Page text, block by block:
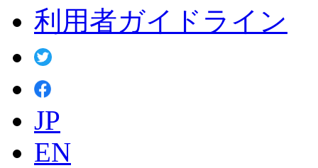
利用者ガイドライン
JP
EN